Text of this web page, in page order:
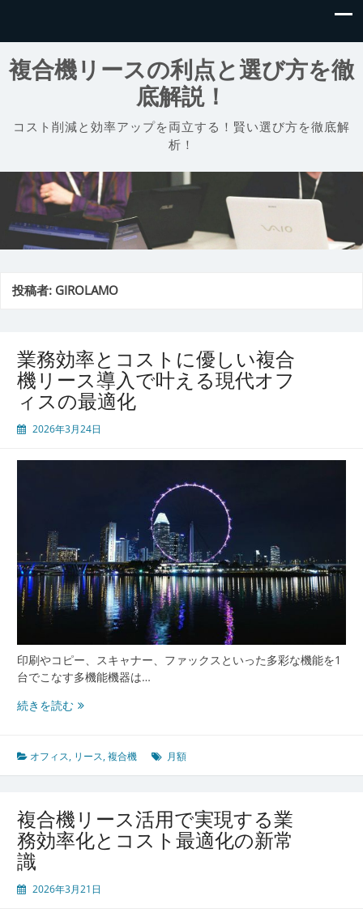
複合機リースの利点と選び方を徹
底解説！
コスト削減と効率アップを両立する！賢い選び方を徹底解
析！
投稿者: GIROLAMO
業務効率とコストに優しい複合
機リース導入で叶える現代オフ
ィスの最適化
2026年3月24日
印刷やコピー、スキャナー、ファックスといった多彩な機能を1
台でこなす多機能機器は…
続きを読む業
率
と
ト
に
い
オフィス, リース,複合機 月額
複合機リース活用で実現する業
務効率化とコスト最適化の新常
識
2026年3月21日